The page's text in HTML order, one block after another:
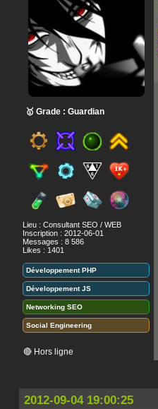
🥇 Grade : Guardian
Lieu : Consultant SEO / WEB
Inscription : 2012-06-01
Messages : 8 586
Likes : 1401
Développement PHP
Développement JS
Networking SEO
Social Engineering
🔴 Hors ligne
2012-09-04 19:00:25